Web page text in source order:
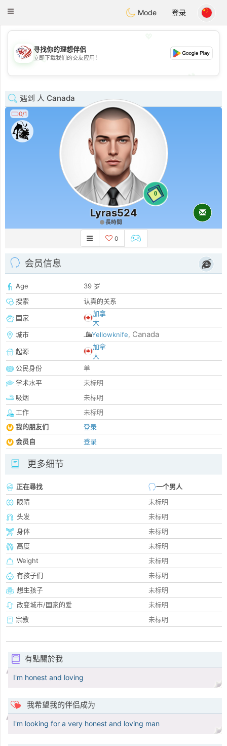
Dating
Toggle
Mode 登录
💖
💕
寻找你的理想伴侣
立即下载我们的交友应用！
遇到 人 Canada
0/1
0
Lyras524
長時間
0
会员信息
Age
39 岁
搜索
认真的关系
国家
加拿
大
城市
Yellowknife, Canada
起源
加拿
大
公民身份
单
学术水平
未标明
吸烟
未标明
工作
未标明
我的朋友们
登录
会员自
登录
更多细节
正在尋找
一个男人
眼睛
未标明
头发
未标明
身体
未标明
高度
未标明
Weight
未标明
有孩子们
未标明
想生孩子
未标明
改变城市/国家的爱
未标明
宗教
未标明
有點關於我
I'm honest and loving
我希望我的伴侣成为
I'm looking for a very honest and loving man